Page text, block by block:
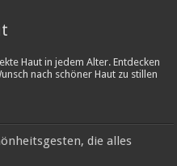
Haut in jedem Alter. Entdecken
nach schöner Haut zu stillen
die alles